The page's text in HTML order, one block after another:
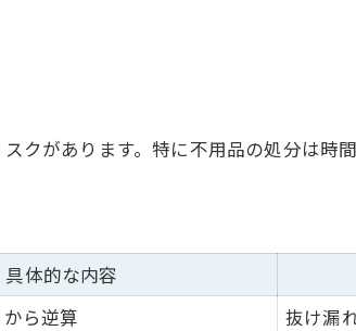
クがあります。特に不用品の処分は時
具体的な内容
ら逆算
抜け漏